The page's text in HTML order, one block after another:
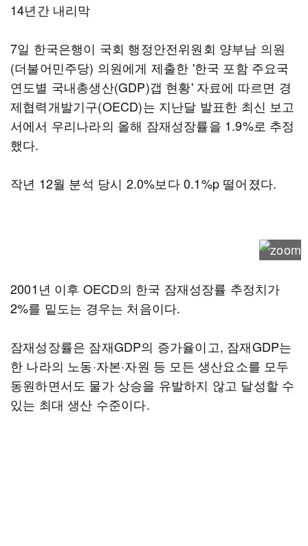
14년간 내리막
7일 한국은행이 국회 행정안전위원회 양부남 의원
(더불어민주당) 의원에게 제출한 '한국 포함 주요국
연도별 국내총생산(GDP)갭 현황' 자료에 따르면 경
제협력개발기구(OECD)는 지난달 발표한 최신 보고
서에서 우리나라의 올해 잠재성장률을 1.9%로 추정
했다.
작년 12월 분석 당시 2.0%보다 0.1%p 떨어졌다.
2001년 이후 OECD의 한국 잠재성장률 추정치가
2%를 밑도는 경우는 처음이다.
잠재성장률은 잠재GDP의 증가율이고, 잠재GDP는
한 나라의 노동·자본·자원 등 모든 생산요소를 모두
동원하면서도 물가 상승을 유발하지 않고 달성할 수
있는 최대 생산 수준이다.